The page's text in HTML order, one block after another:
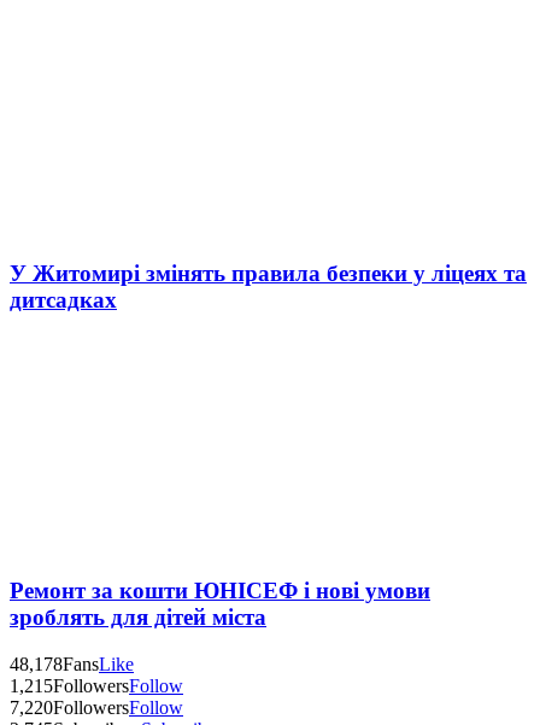
У Житомирі змінять правила безпеки у ліцеях та
дитсадках
Ремонт за кошти ЮНІСЕФ і нові умови
зроблять для дітей міста
48,178FansLike
1,215FollowersFollow
7,220FollowersFollow